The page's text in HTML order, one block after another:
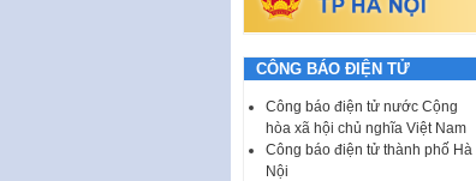
CÔNG BÁO ĐIỆN TỬ
Công báo điện tử nước Cộng
hòa xã hội chủ nghĩa Việt Nam
Công báo điện tử thành phố Hà
Nội